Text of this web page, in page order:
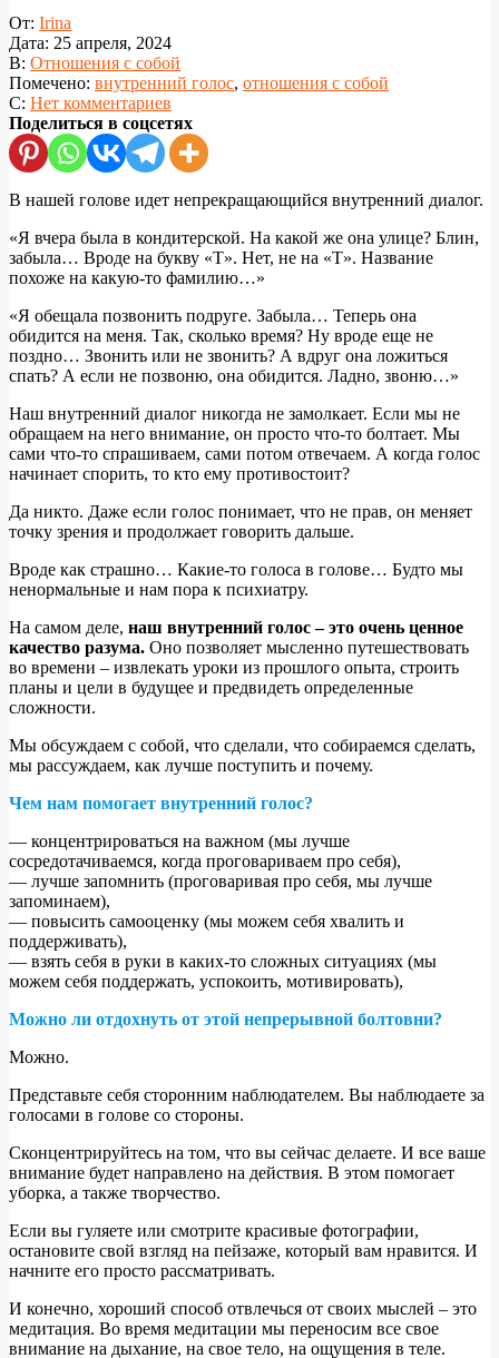
От: Irina
Дата: 25 апреля, 2024
В: Отношения с собой
Помечено: внутренний голос, отношения с собой
С: Нет комментариев
Поделиться в соцсетях
В нашей голове идет непрекращающийся внутренний диалог.
«Я вчера была в кондитерской. На какой же она улице? Блин,
забыла… Вроде на букву «Т». Нет, не на «Т». Название
похоже на какую-то фамилию…»
«Я обещала позвонить подруге. Забыла… Теперь она
обидится на меня. Так, сколько время? Ну вроде еще не
поздно… Звонить или не звонить? А вдруг она ложиться
спать? А если не позвоню, она обидится. Ладно, звоню…»
Наш внутренний диалог никогда не замолкает. Если мы не
обращаем на него внимание, он просто что-то болтает. Мы
сами что-то спрашиваем, сами потом отвечаем. А когда голос
начинает спорить, то кто ему противостоит?
Да никто. Даже если голос понимает, что не прав, он меняет
точку зрения и продолжает говорить дальше.
Вроде как страшно… Какие-то голоса в голове… Будто мы
ненормальные и нам пора к психиатру.
На самом деле, наш внутренний голос – это очень ценное
качество разума. Оно позволяет мысленно путешествовать
во времени – извлекать уроки из прошлого опыта, строить
планы и цели в будущее и предвидеть определенные
сложности.
Мы обсуждаем с собой, что сделали, что собираемся сделать,
мы рассуждаем, как лучше поступить и почему.
Чем нам помогает внутренний голос?
— концентрироваться на важном (мы лучше
сосредотачиваемся, когда проговариваем про себя),
— лучше запомнить (проговаривая про себя, мы лучше
запоминаем),
— повысить самооценку (мы можем себя хвалить и
поддерживать),
— взять себя в руки в каких-то сложных ситуациях (мы
можем себя поддержать, успокоить, мотивировать),
Можно ли отдохнуть от этой непрерывной болтовни?
Можно.
Представьте себя сторонним наблюдателем. Вы наблюдаете за
голосами в голове со стороны.
Сконцентрируйтесь на том, что вы сейчас делаете. И все ваше
внимание будет направлено на действия. В этом помогает
уборка, а также творчество.
Если вы гуляете или смотрите красивые фотографии,
остановите свой взгляд на пейзаже, который вам нравится. И
начните его просто рассматривать.
И конечно, хороший способ отвлечься от своих мыслей – это
медитация. Во время медитации мы переносим все свое
внимание на дыхание, на свое тело, на ощущения в теле.